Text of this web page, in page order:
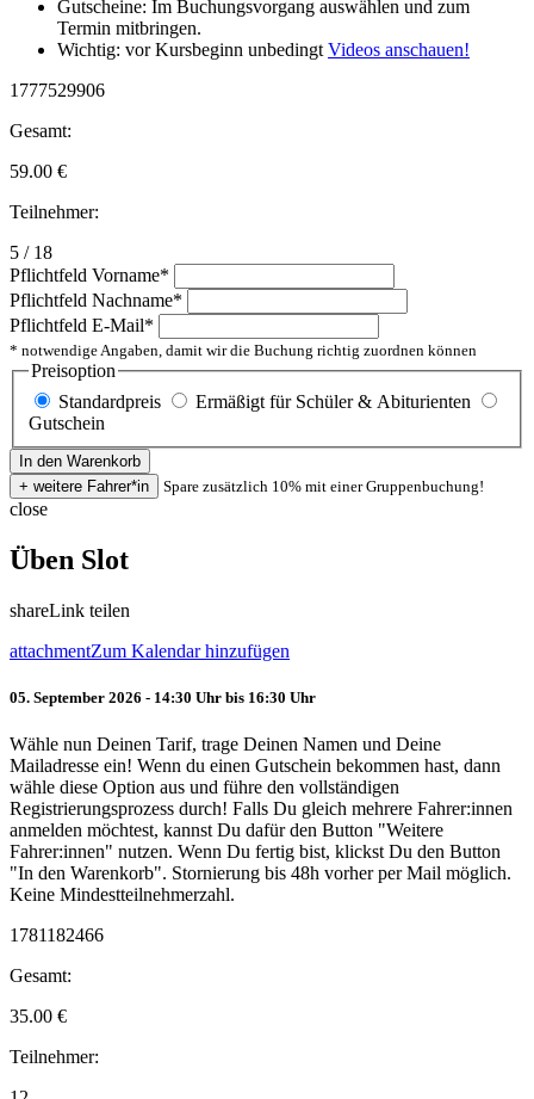
Gutscheine: Im Buchungsvorgang auswählen und zum
Termin mitbringen.
Wichtig: vor Kursbeginn unbedingtVideos anschauen!
1777529906
Gesamt:
59.00 €
Teilnehmer:
5 / 18
Pflichtfeld Vorname*
Pflichtfeld Nachname*
Pflichtfeld E-Mail*
* notwendige Angaben, damit wir die Buchung richtig zuordnen können
Preisoption
Standardpreis
Ermäßigt für Schüler & Abiturienten
Gutschein
Spare zusätzlich 10% mit einer Gruppenbuchung!
close
Üben Slot
shareLink teilen
attachmentZum Kalendar hinzufügen
05. September 2026 - 14:30 Uhr bis 16:30 Uhr
Wähle nun Deinen Tarif, trage Deinen Namen und Deine
Mailadresse ein! Wenn du einen Gutschein bekommen hast, dann
wähle diese Option aus und führe den vollständigen
Registrierungsprozess durch! Falls Du gleich mehrere Fahrer:innen
anmelden möchtest, kannst Du dafür den Button "Weitere
Fahrer:innen" nutzen. Wenn Du fertig bist, klickst Du den Button
"In den Warenkorb". Stornierung bis 48h vorher per Mail möglich.
Keine Mindestteilnehmerzahl.
1781182466
Gesamt:
35.00 €
Teilnehmer: